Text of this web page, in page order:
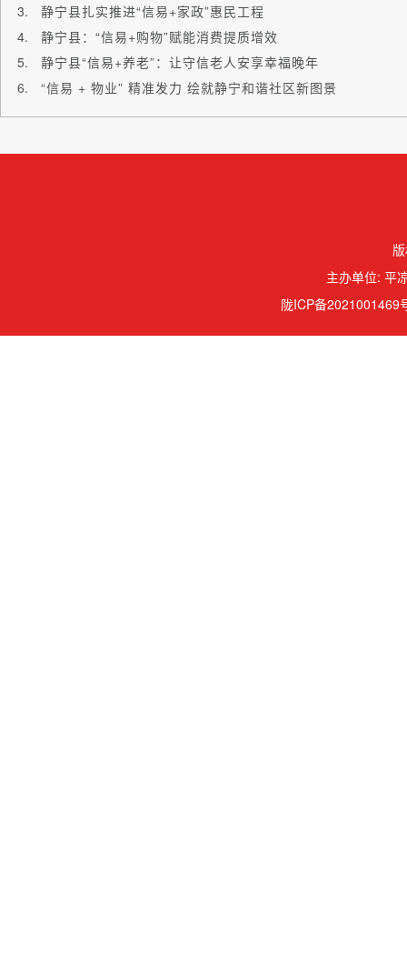
静宁县扎实推进“信易+家政”惠民工程
静宁县：“信易+购物”赋能消费提质增效
静宁县“信易+养老”：让守信老人安享幸福晚年
“信易 + 物业” 精准发力 绘就静宁和谐社区新图景
主办单位: 平
陇ICP备2021001469